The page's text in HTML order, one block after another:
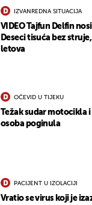
IZVANREDNA SITUACIJA
VIDEO Tajfun Delfin
Deseci tisuća bez
letova
OČEVID U TIJEKU
Težak sudar motocikla
osoba poginula
PACIJENT U IZOLACIJI
Vratio se virus koji je